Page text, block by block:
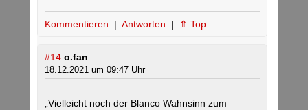
Kommentieren | Antworten | ⇑ Top
#14 o.fan
18.12.2021 um 09:47 Uhr
„Vielleicht noch der Blanco Wahnsinn zum